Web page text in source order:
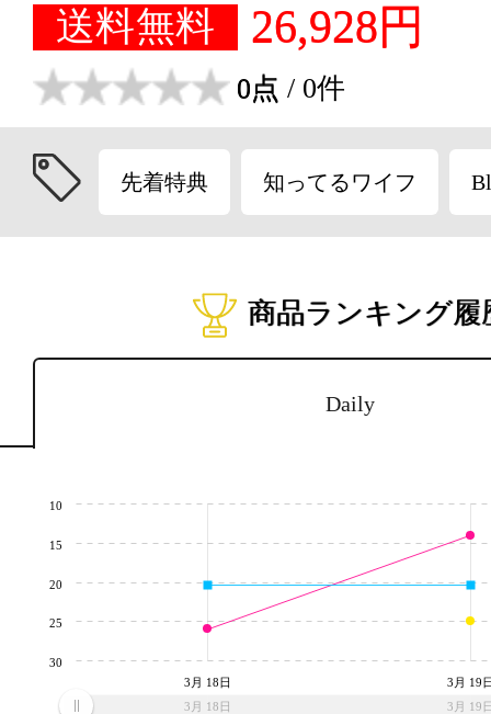
送料無料 26,928円
0点 / 0件
先着特典 知ってるワイフ
商品ランキング履
Daily
3月 18日 3月 19
3月 18日 3月 19
10
15
20
25
30